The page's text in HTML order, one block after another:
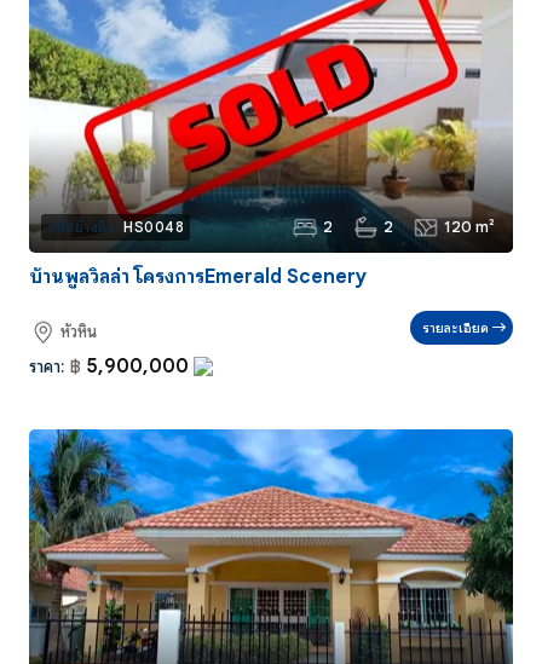
รหัสอ้างอิง: HS0048 2 2 120 m²
บ้านพูลวิลล่า โครงการEmerald Scenery
หัวหิน
ราคา: ฿ 5,900,000
รายละเอียด